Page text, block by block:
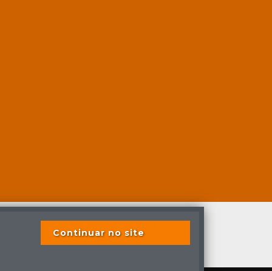
Continuar no site